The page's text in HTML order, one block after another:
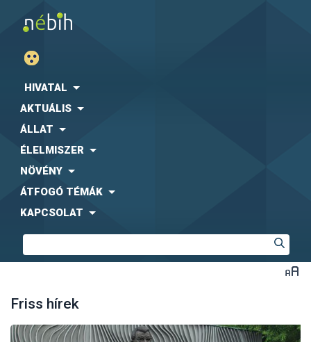
HIVATAL
AKTUÁLIS
ÁLLAT
ÉLELMISZER
NÖVÉNY
ÁTFOGÓ TÉMÁK
KAPCSOLAT
Friss hírek